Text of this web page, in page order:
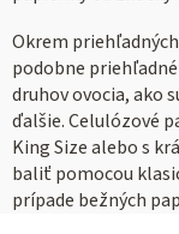
Okrem
podobne
druhov ovocia, ako
ďalšie. Celulózové
King Size alebo s
baliť pomocou
prípade bežných